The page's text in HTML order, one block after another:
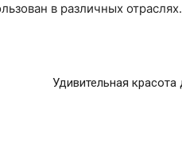
в различных отраслях.
Удивительная